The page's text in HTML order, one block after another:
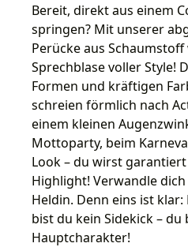
Bereit, direkt aus einem
springen? Mit unserer
Perücke aus
Sprechblase voller Style!
Formen und kräftigen
schreien förmlich nach
einem kleinen
Mottoparty, beim
Look – du wirst
Highlight! Verwandle
Heldin. Denn eins ist
bist du kein Sidekick – du
Hauptcharakter!